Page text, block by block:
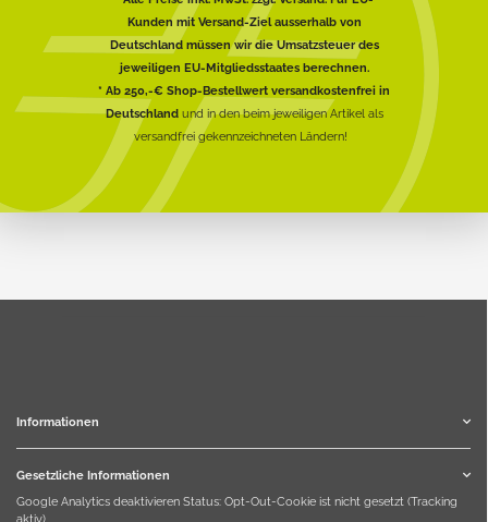
Kunden mit Versand-Ziel ausserhalb von
Deutschland müssen wir die Umsatzsteuer des
jeweiligen EU-Mitgliedsstaates berechnen.
* Ab 250,-€ Shop-Bestellwert versandkostenfrei in
Deutschlandund in den beim jeweiligen Artikel als
versandfrei gekennzeichneten Ländern!
Informationen
Gesetzliche Informationen
Google Analytics deaktivieren Status: Opt-Out-Cookie ist nicht gesetzt (Tracking
aktiv)